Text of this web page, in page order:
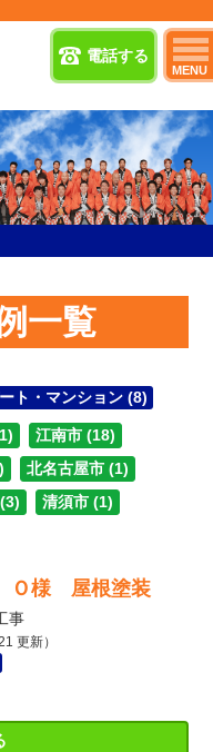
電話する
MENU
一覧
ト・マンション (8)
江南市 (18)
北名古屋市 (1)
清須市 (1)
Ｏ様 屋根塗装
事
更新）